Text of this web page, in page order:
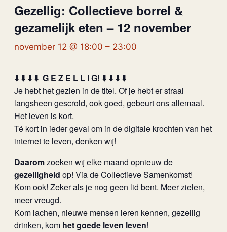
Gezellig: Collectieve borrel &
gezamelijk eten – 12 november
november 12 @ 18:00 – 23:00
⬇️ ⬇️ ⬇️ ⬇️ G E Z E L L I G! ⬇️ ⬇️ ⬇️ ⬇️
Je hebt het gezien in de titel. Of je hebt er straal
langsheen gescrold, ook goed, gebeurt ons allemaal.
Het leven is kort.
Té kort in ieder geval om in de digitale krochten van het
internet te leven, denken wij!
Daaromzoeken wij elke maand opnieuw de
gezelligheid op! Via de Collectieve Samenkomst!
Kom ook! Zeker als je nog geen lid bent. Meer zielen,
meer vreugd.
Kom lachen, nieuwe mensen leren kennen, gezellig
drinken, kom het goede leven leven!